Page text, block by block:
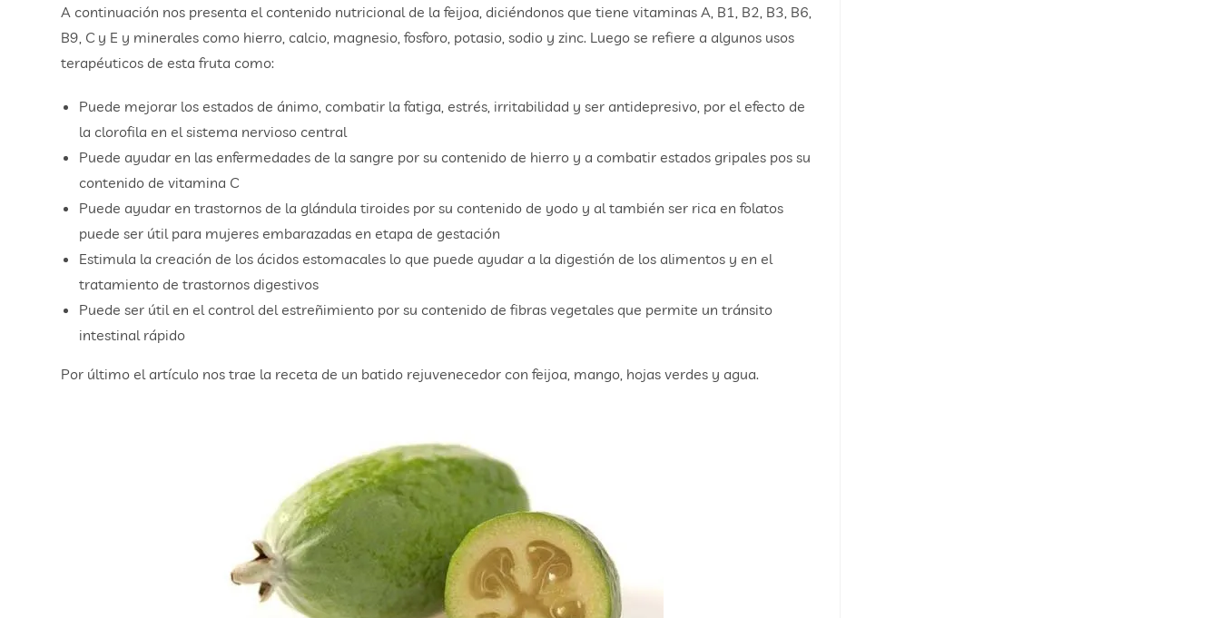
A continuación nos presenta el contenido nutricional de la feijoa, diciéndonos que tiene vitaminas A, B1, B2, B3, B6,
B9, C y E y minerales como hierro, calcio, magnesio, fosforo, potasio, sodio y zinc. Luego se refiere a algunos usos
terapéuticos de esta fruta como:
Puede mejorar los estados de ánimo, combatir la fatiga, estrés, irritabilidad y ser antidepresivo, por el efecto de
la clorofila en el sistema nervioso central
Puede ayudar en las enfermedades de la sangre por su contenido de hierro y a combatir estados gripales pos su
contenido de vitamina C
Puede ayudar en trastornos de la glándula tiroides por su contenido de yodo y al también ser rica en folatos
puede ser útil para mujeres embarazadas en etapa de gestación
Estimula la creación de los ácidos estomacales lo que puede ayudar a la digestión de los alimentos y en el
tratamiento de trastornos digestivos
Puede ser útil en el control del estreñimiento por su contenido de fibras vegetales que permite un tránsito
intestinal rápido
Por último el artículo nos trae la receta de un batido rejuvenecedor con feijoa, mango, hojas verdes y agua.